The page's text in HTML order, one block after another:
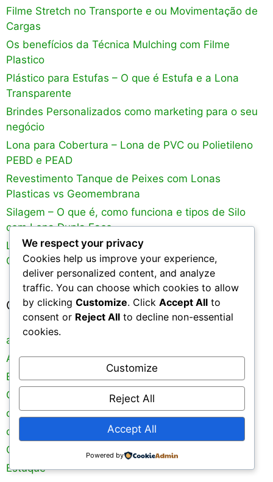
Filme Stretch no Transporte e ou Movimentação de
Cargas
Os benefícios da Técnica Mulching com Filme
Plastico
Plástico para Estufas – O que é Estufa e a Lona
Transparente
Brindes Personalizados como marketing para o seu
negócio
Lona para Cobertura – Lona de PVC ou Polietileno
PEBD e PEAD
Revestimento Tanque de Peixes com Lonas
Plasticas vs Geomembrana
Silagem – O que é, como funciona e tipos de Silo
com Lona Dupla Face
Lonas Plasticas – Para que Servem, Tipos, Cores e
Como Usar
Categorias
arame galvanizado
Arames
Brindes Personalizados
Capa para Piscina
capa para proteção de piscina
capas para piscina
Concertina
Estuque
We respect your privacy
Cookies help us improve your experience,
deliver personalized content, and analyze
traffic. You can choose which cookies to allow
by clicking Customize. Click Accept All to
consent or Reject All to decline non-essential
cookies.
Customize
Reject All
Accept All
Powered by